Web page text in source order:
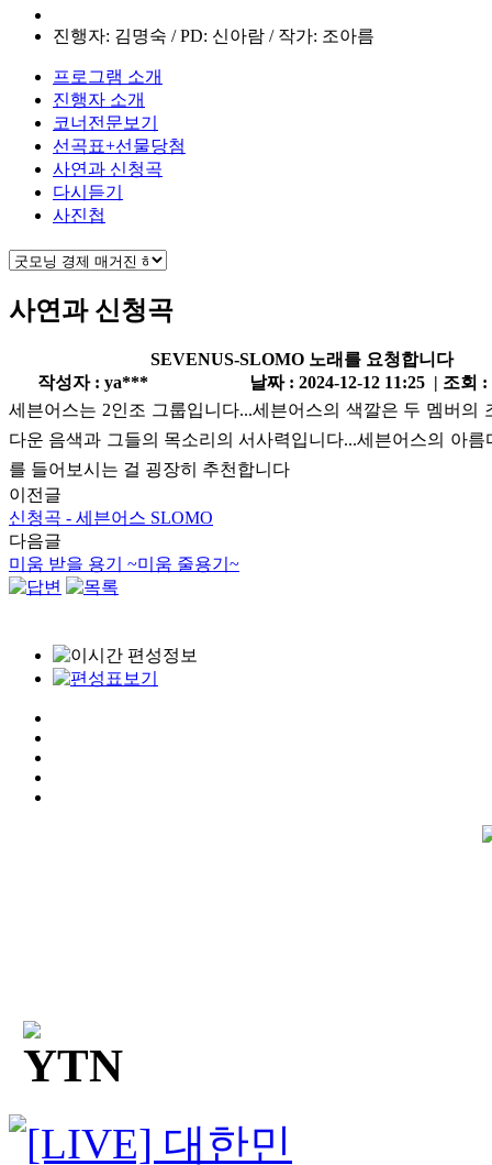
진행자: 김명숙 / PD: 신아람 / 작가: 조아름
프로그램 소개
진행자 소개
코너전문보기
선곡표+선물당첨
사연과 신청곡
다시듣기
사진첩
사연과 신청곡
SEVENUS-SLOMO 노래를 요청합니다
작성자 : ya***
날짜 : 2024-12-12 11:25 | 조회
세븐어스는 2인조 그룹입니다...세븐어스의 색깔은 두 멤버의
다운 음색과 그들의 목소리의 서사력입니다...세븐어스의 아름
를 들어보시는 걸 굉장히 추천합니다
이전글
신청곡 - 세븐어스 SLOMO
다음글
미움 받을 용기 ~미움 줄용기~